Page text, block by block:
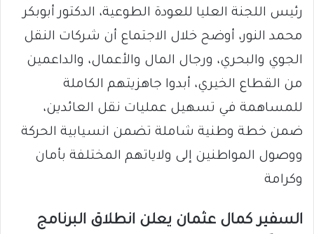
رئيس اللجنة العليا للعودة الطوعية، الدكتور أبوبكر
محمد النور، أوضح خلال الاجتماع أن شركات النقل
الجوي والبحري، ورجال المال والأعمال، والداعمين
من القطاع الخيري، أبدوا جاهزيتهم الكاملة
للمساهمة في تسهيل عمليات نقل العائدين،
ضمن خطة وطنية شاملة تضمن انسيابية الحركة
ووصول المواطنين إلى ولاياتهم المختلفة بأمان
وكرامة
السفير كمال عثمان يعلن انطلاق البرنامج